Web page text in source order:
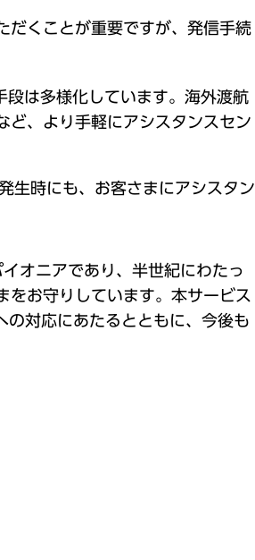
だくことが重要ですが、発信手続
段は多様化しています。海外渡航
ど、より手軽にアシスタンスセン
生時にも、お客さまにアシスタン
オニアであり、半世紀にわたっ
をお守りしています。本サービス
対応にあたるとともに、今後も